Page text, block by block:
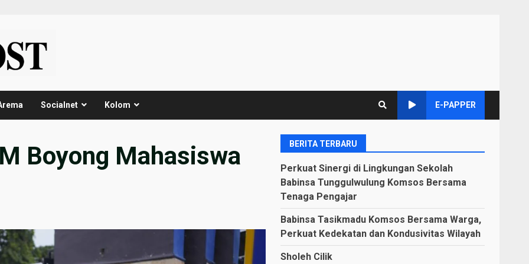
Socialnet Kolom E-PAPPER
Boyong Mahasiswa
BERITA TERBARU
Perkuat Sinergi di Lingkungan Sekolah
Babinsa Tunggulwulung Komsos Bersama
Tenaga Pengajar
Babinsa Tasikmadu Komsos Bersama Warga,
Perkuat Kedekatan dan Kondusivitas Wilayah
Sholeh Cilik